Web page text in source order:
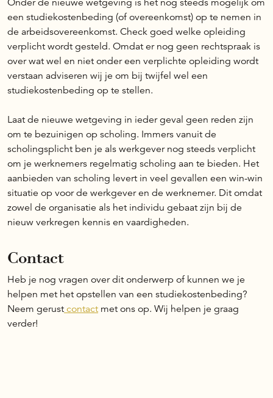
een studiekostenbeding (of overeenkomst) op te nemen in
de arbeidsovereenkomst. Check goed welke opleiding
verplicht wordt gesteld. Omdat er nog geen rechtspraak is
over wat wel en niet onder een verplichte opleiding wordt
verstaan adviseren wij je om bij twijfel wel een
studiekostenbeding op te stellen.
Laat de nieuwe wetgeving in ieder geval geen reden zijn
om te bezuinigen op scholing. Immers vanuit de
scholingsplicht ben je als werkgever nog steeds verplicht
om je werknemers regelmatig scholing aan te bieden. Het
aanbieden van scholing levert in veel gevallen een win-win
situatie op voor de werkgever en de werknemer. Dit omdat
zowel de organisatie als het individu gebaat zijn bij de
nieuw verkregen kennis en vaardigheden.
Contact
Heb je nog vragen over dit onderwerp of kunnen we je
helpen met het opstellen van een studiekostenbeding?
Neem gerust contact met ons op. Wij helpen je graag
verder!